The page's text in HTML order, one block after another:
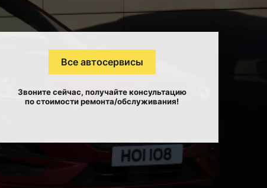
Все автосервисы
Звоните сейчас, получайте консультацию
по стоимости ремонта/обслуживания!